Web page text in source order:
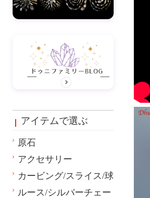
アイテムで選ぶ
原石
アクセサリー
カービング/スライス/球
ルース/シルバーチェー